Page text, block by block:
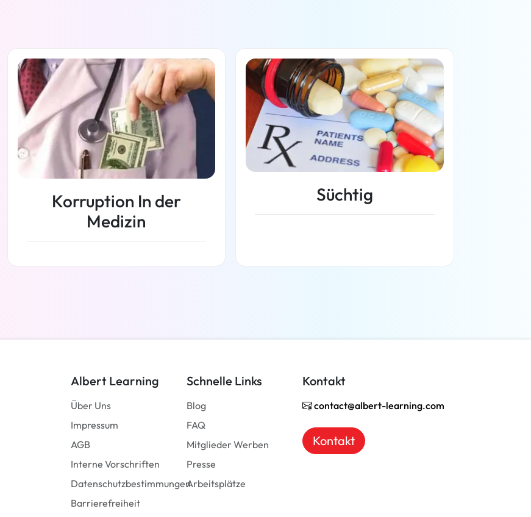
Korruption In der
Medizin
Süchtig
Albert Learning
Über Uns
Impressum
AGB
Interne Vorschriften
Datenschutzbestimmungen
Barrierefreiheit
Schnelle Links
Blog
FAQ
Mitglieder Werben
Presse
Arbeitsplätze
Kontakt
contact@albert-learning.com
Kontakt